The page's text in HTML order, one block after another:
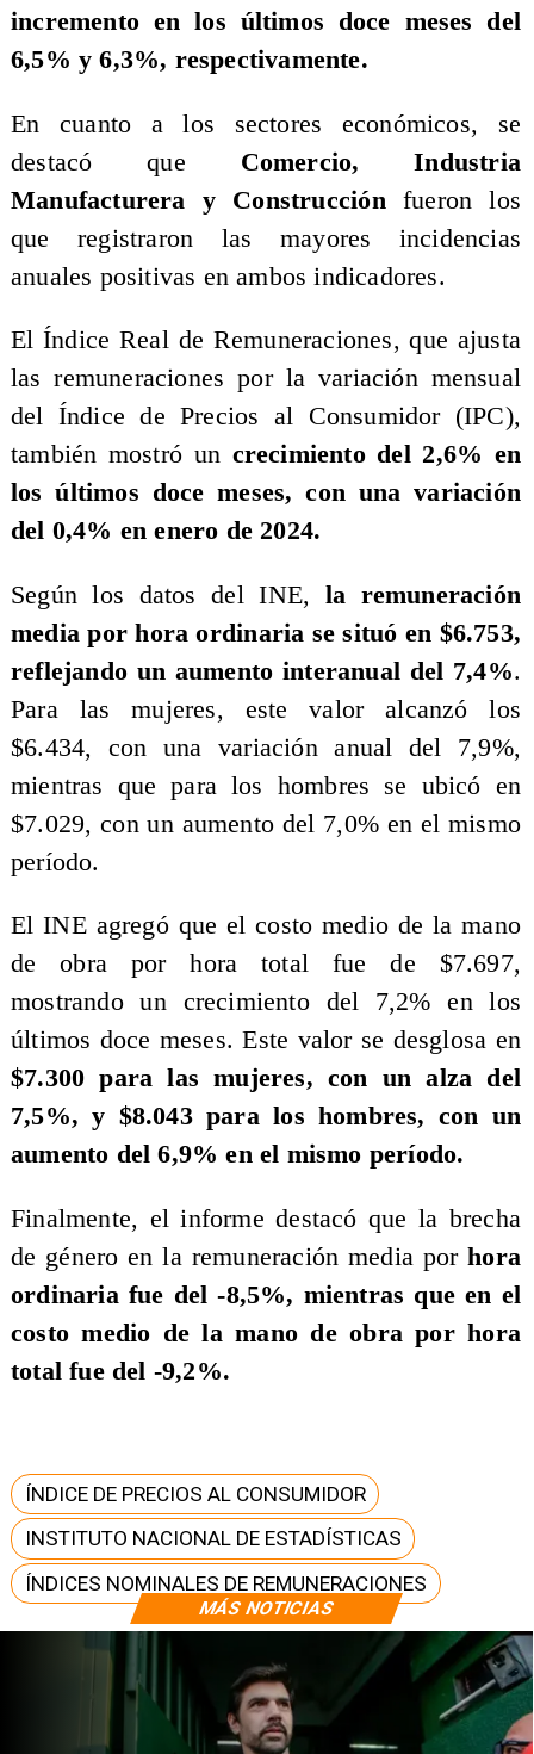
MÁS NOTICIAS
incremento en los últimos doce meses del
6,5% y 6,3%, respectivamente.
​En cuanto a los sectores económicos, se
destacó que Comercio, Industria
Manufacturera y Construcciónfueron los
que registraron las mayores incidencias
anuales positivas en ambos indicadores.
El Índice Real de Remuneraciones, que ajusta
las remuneraciones por la variación mensual
del Índice de Precios al Consumidor (IPC),
también mostró un crecimiento del 2,6% en
los últimos doce meses, con una variación
del 0,4% en enero de 2024.
Según los datos del INE, la remuneración
media por hora ordinaria se situó en $6.753,
reflejando un aumento interanual del 7,4%.
Para las mujeres, este valor alcanzó los
$6.434, con una variación anual del 7,9%,
mientras que para los hombres se ubicó en
$7.029, con un aumento del 7,0% en el mismo
período.
El INE agregó que el costo medio de la mano
de obra por hora total fue de $7.697,
mostrando un crecimiento del 7,2% en los
últimos doce meses. Este valor se desglosa en
$7.300 para las mujeres, con un alza del
7,5%, y $8.043 para los hombres, con un
aumento del 6,9% en el mismo período.
Finalmente, el informe destacó que la brecha
de género en la remuneración media porhora
ordinaria fue del -8,5%, mientras que en el
costo medio de la mano de obra por hora
total fue del -9,2%.
ÍNDICE DE PRECIOS AL CONSUMIDOR
INSTITUTO NACIONAL DE ESTADÍSTICAS
ÍNDICES NOMINALES DE REMUNERACIONES